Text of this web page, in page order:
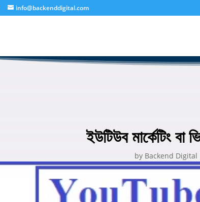
info@backenddigital.com
ইউটিউব মার্কেটিং বা
by Backend Digital